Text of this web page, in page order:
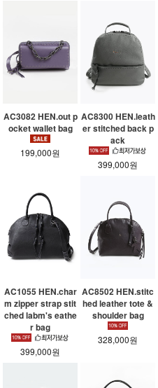
AC3082 HEN.out p
ocket wallet bag
199,000원
AC8300 HEN.leath
er stitched back p
ack
399,000원
AC1055 HEN.char
m zipper strap stit
ched labm's eathe
r bag
399,000원
AC8502 HEN.stitc
hed leather tote &
shoulder bag
328,000원